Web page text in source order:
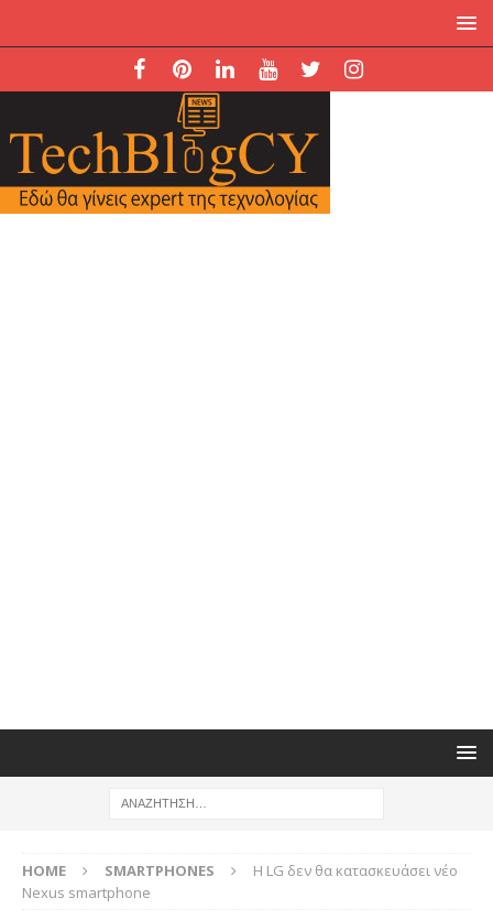
HOME SMARTPHONES
H LG δεν θα κατασκευάσει νέο
Nexus smartphone